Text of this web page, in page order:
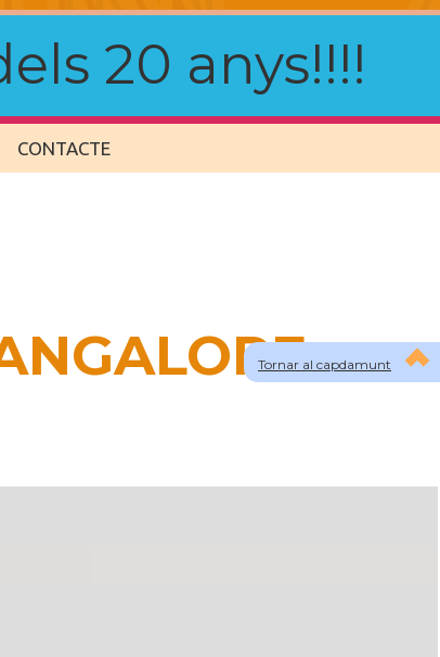
20 anys!!!!
CONTACTE
Tornar al capdamunt